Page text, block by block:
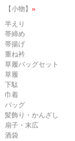
【小物】 »
半えり
帯締め
帯揚げ
重ね衿
草履バッグセット
草履
下駄
巾着
バッグ
髪飾り・かんざし
扇子・末広
酒袋